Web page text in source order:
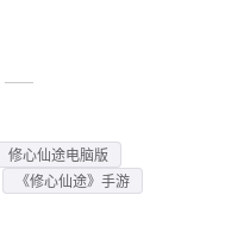
修心仙途电脑版
《修心仙途》手游